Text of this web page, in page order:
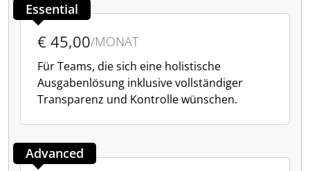
Essential
€ 45,00/MONAT
Für Teams, die sich eine holistische
Ausgabenlösung inklusive vollständiger
Transparenz und Kontrolle wünschen.
Advanced